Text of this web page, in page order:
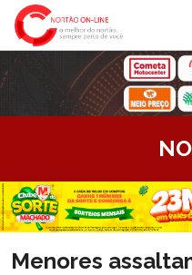
Menores